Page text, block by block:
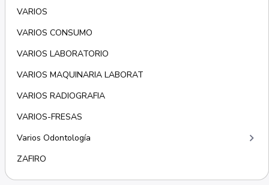
VARIOS
VARIOS CONSUMO
VARIOS LABORATORIO
VARIOS MAQUINARIA LABORAT
VARIOS RADIOGRAFIA
VARIOS-FRESAS
Varios Odontología
keyboard_arrow_right
ZAFIRO